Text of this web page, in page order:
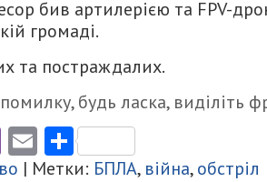
бив артилерією та FPV-
громаді.
та постраждалих.
будь ласка, виділіть
ViberEmailПоділитися
| Метки: БПЛА, війна,обстріл